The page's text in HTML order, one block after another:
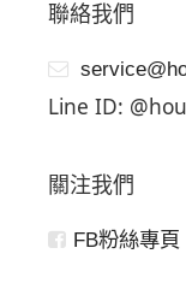
聯絡我們
Line ID:
關注我們
FB粉絲專頁